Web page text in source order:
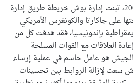
خلال النصف الأول لسنة 2001، تبنت إدارة بوش خريطة طريق إدارة
على جاكارتا والكونغرس الأمريكي
بإندونيسيا، فقد هدفت كل من
العلاقات مع القوات المسلحة
هو عامل حاسم في عملية إرساء
سعت لإزالة الروابط بين تحسينات